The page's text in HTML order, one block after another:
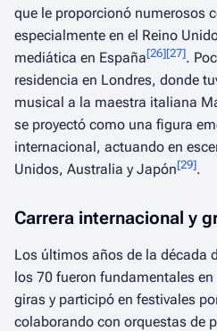
que le proporcionó numerosos
especialmente en el Reino
mediática en España[26][27].
residencia en Londres, donde
musical a la maestra italiana
se proyectó como una figura
internacional, actuando en
Unidos, Australia y Japón[29].
Carrera internacional y
Los últimos años de la década
los 70 fueron fundamentales
giras y participó en festivales
colaborando con orquestas de